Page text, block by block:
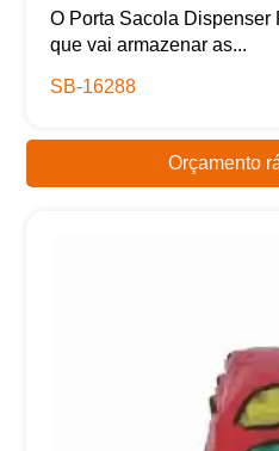
O Porta Sacola Dispenser
que vai armazenar as...
SB-16288
Orçamento